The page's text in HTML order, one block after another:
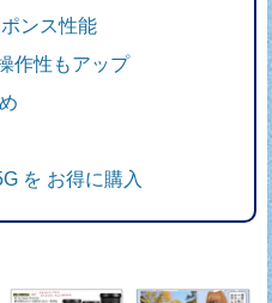
ンス性能
作性もアップ
を お得に購入